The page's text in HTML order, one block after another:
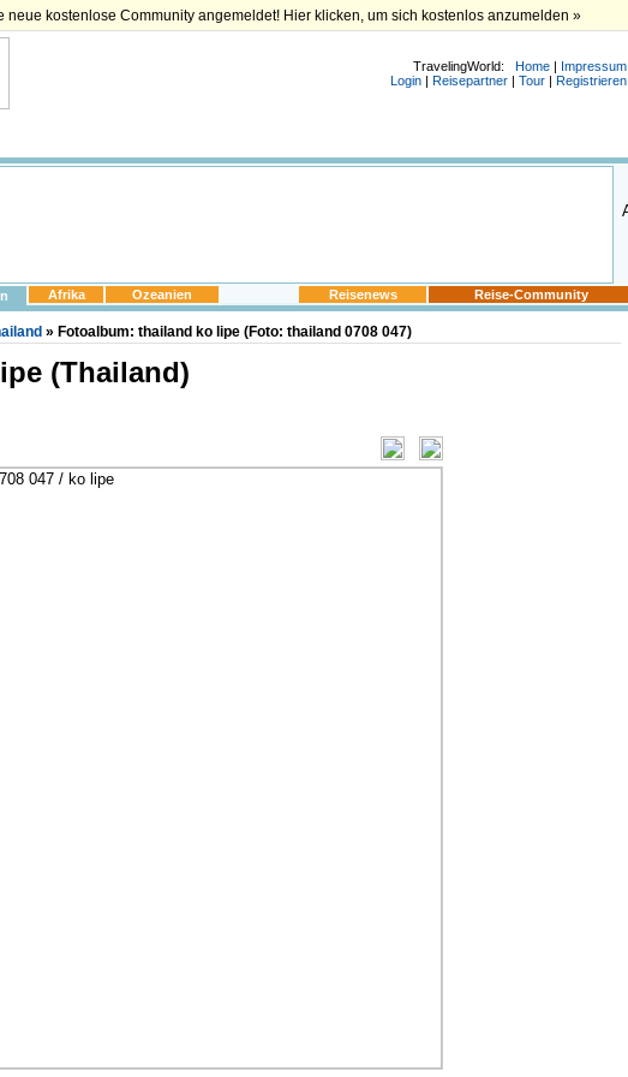
kostenlose Community angemeldet! Hier klicken, um sich kostenlos anzumelden »
TravelingWorld: Home | Impressum
Login | Reisepartner | Tour | Registrieren
Afrika Ozeanien Reisenews Reise-Community
» Fotoalbum: thailand ko lipe (Foto: thailand 0708 047)
(Thailand)